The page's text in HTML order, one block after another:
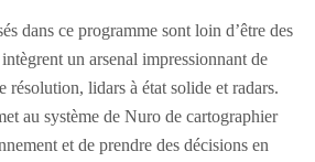
dans ce programme sont loin d’être des
un arsenal impressionnant de
résolution, lidars à état solide et radars.
au système de Nuro de cartographier
et de prendre des décisions en